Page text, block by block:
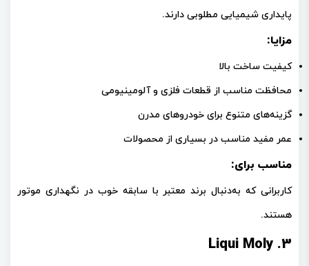
پایداری شیمیایی مطلوبی دارند.
مزایا:
کیفیت ساخت بالا
محافظت مناسب از قطعات فلزی و آلومینیومی
گزینه‌های متنوع برای خودروهای مدرن
عمر مفید مناسب در بسیاری از محصولات
مناسب برای:
کاربرانی که به‌دنبال برند معتبر با سابقه خوب در نگهداری موتور
هستند.
3. Liqui Moly